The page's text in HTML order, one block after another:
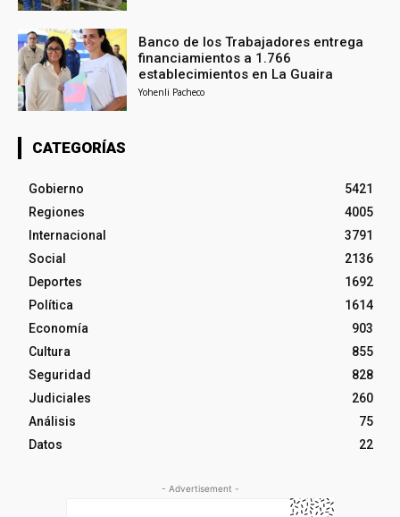
Banco de los Trabajadores entrega
financiamientos a 1.766
establecimientos en La Guaira
Yohenli Pacheco
CATEGORÍAS
Gobierno
5421
Regiones
4005
Internacional
3791
Social
2136
Deportes
1692
Política
1614
Economía
903
Cultura
855
Seguridad
828
Judiciales
260
Análisis
75
Datos
22
- Advertisement -